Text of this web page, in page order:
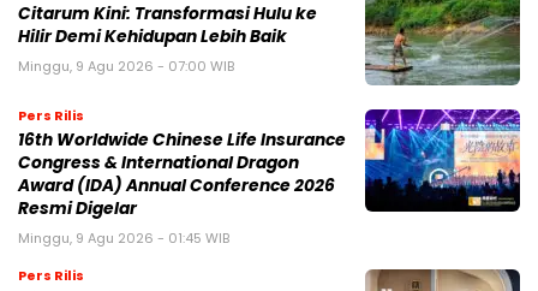
Citarum Kini: Transformasi Hulu ke
Hilir Demi Kehidupan Lebih Baik
Minggu, 9 Agu 2026 - 07:00 WIB
Pers Rilis
16th Worldwide Chinese Life Insurance
Congress & International Dragon
Award (IDA) Annual Conference 2026
Resmi Digelar
Minggu, 9 Agu 2026 - 01:45 WIB
Pers Rilis